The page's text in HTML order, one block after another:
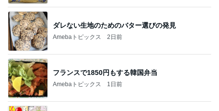
ダレない生地のためのバター選びの発見
Amebaトピックス 2日前
フランスで1850円もする韓国弁当
Amebaトピックス 1日前